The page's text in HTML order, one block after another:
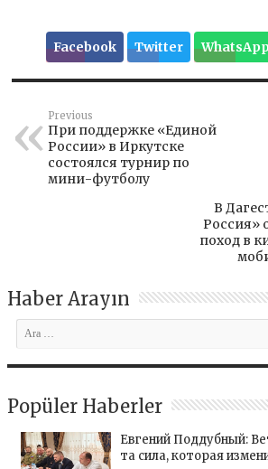
Facebook Twitter
Previous
При поддержке «Единой
России» в Иркутске
состоялся турнир по
мини-футболу
В
Россия»
поход в
Haber Arayın
Popüler Haberler
Евгений Поддубный:
та сила, которая